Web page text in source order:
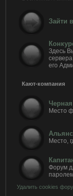
Зайти
Здесь
его
Кают-компания
Место
Место,
Форум
Удалить cookies